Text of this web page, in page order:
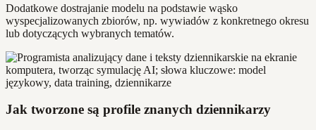
Dodatkowe dostrajanie modelu na podstawie wąsko
wyspecjalizowanych zbiorów, np. wywiadów z konkretnego okresu
lub dotyczących wybranych tematów.
Jak tworzone są profile znanych dziennikarzy